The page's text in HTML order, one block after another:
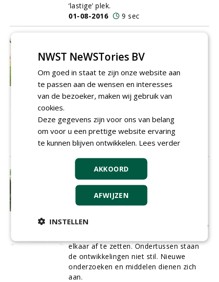
‘lastige’ plek.
01-08-2016
9 sec
een generale repetitie voor het
Zo’n 28 jongens van Helicon Apeldoorn
deden dit jaar eindexamen
Boomverzorging. De Proeve van
Zuiderpark in Apeldoorn. Boomzorg nam
er een kijkje en de vier kandidaten
brachten het er zo te zien goed van af.
01-08-2016
10 sec
Bestrijding eikenprocessierups nog
in tussenfase
Wat doen we als het om bestrijding van
de irritante eikenprocessierups gaat?
Xen Tari? Opdrachtgevers hebben moeite
elkaar af te zetten. Ondertussen staan
de ontwikkelingen niet stil. Nieuwe
onderzoeken en middelen dienen zich
aan.
NWST NeWSTories BV
Om goed in staat te zijn onze website aan
te passen aan de wensen en interesses
van de bezoeker, maken wij gebruik van
cookies.
Deze gegevens zijn voor ons van belang
om voor u een prettige website ervaring
te kunnen blijven ontwikkelen. Lees verder
AKKOORD
AFWIJZEN
INSTELLEN